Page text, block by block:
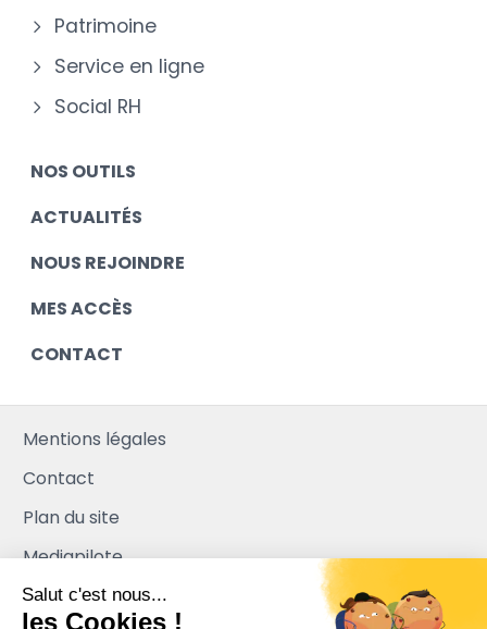
Patrimoine
Service en ligne
Social RH
NOS OUTILS
ACTUALITÉS
NOUS REJOINDRE
MES ACCÈS
CONTACT
Mentions légales
Contact
Plan du site
Mediapilote
Salut c'est nous...
les Cookies !